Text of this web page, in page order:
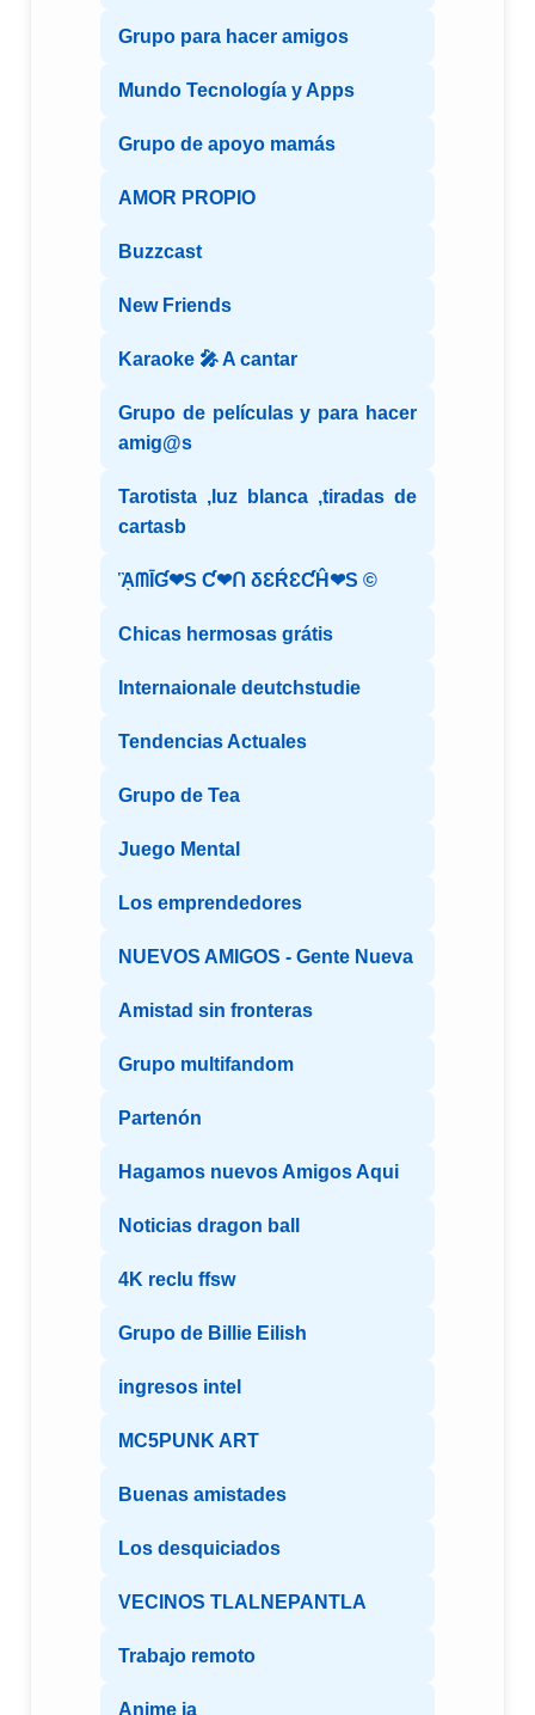
Grupo para hacer amigos
Mundo Tecnología y Apps
Grupo de apoyo mamás
AMOR PROPIO
Buzzcast
New Friends
Karaoke 🎤 A cantar
Grupo de películas y para hacer
amig@s
Tarotista ,luz blanca ,tiradas de
cartasb
ᾋᗰĪƓ❤S Ƈ❤ᑎ δƐŔƐƇĤ❤S ©️
Chicas hermosas grátis
Internaionale deutchstudie
Tendencias Actuales
Grupo de Tea
Juego Mental
Los emprendedores
NUEVOS AMIGOS - Gente Nueva
Amistad sin fronteras
Grupo multifandom
Partenón
Hagamos nuevos Amigos Aqui
Noticias dragon ball
4K reclu ffsw
Grupo de Billie Eilish
ingresos intel
MC5PUNK ART
Buenas amistades
Los desquiciados
VECINOS TLALNEPANTLA
Trabajo remoto
Anime ia